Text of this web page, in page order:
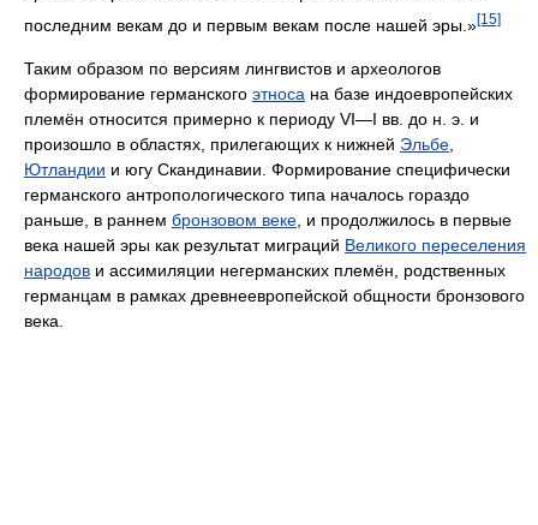
последним векам до и первым векам после нашей эры.»[15]
Таким образом по версиям лингвистов и археологов
формирование германского этноса на базе индоевропейских
племён относится примерно к периоду VI—I вв. до н. э. и
произошло в областях, прилегающих к нижней Эльбе
Ютландии и югу Скандинавии. Формирование специфически
германского антропологического типа началось гораздо
раньше, в раннем бронзовом веке , и продолжилось в первые
века нашей эры как результат миграций Великого переселения
народов и ассимиляции негерманских племён, родственных
германцам в рамках древнеевропейской общности бронзового
века.